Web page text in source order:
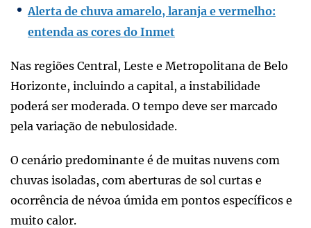
Alerta de chuva amarelo, laranja e vermelho:
entenda as cores do Inmet
Nas regiões Central, Leste e Metropolitana de Belo
Horizonte, incluindo a capital, a instabilidade
poderá ser moderada. O tempo deve ser marcado
pela variação de nebulosidade.
O cenário predominante é de muitas nuvens com
chuvas isoladas, com aberturas de sol curtas e
ocorrência de névoa úmida em pontos específicos e
muito calor.